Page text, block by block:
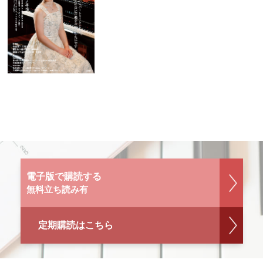
電子版で購読する
無料立ち読み有
定期購読はこちら